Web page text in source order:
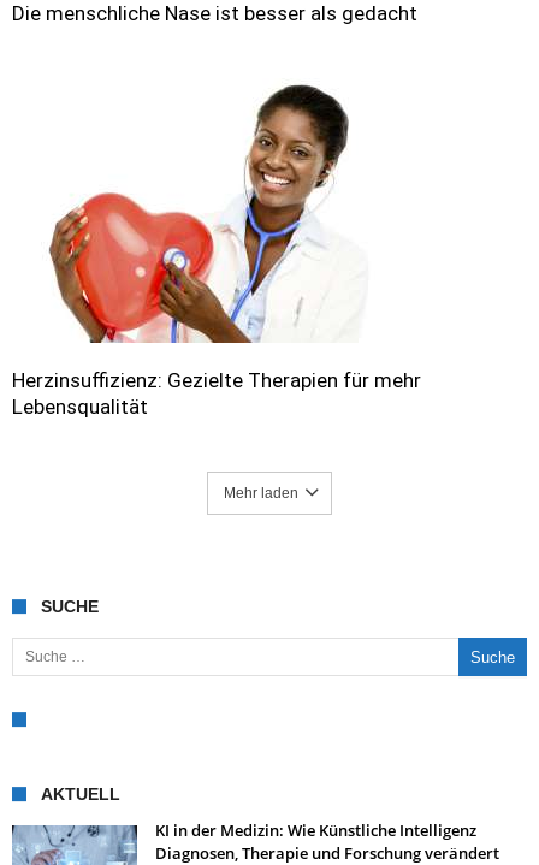
Die menschliche Nase ist besser als gedacht
Herzinsuffizienz: Gezielte Therapien für mehr
Lebensqualität
Mehr laden
SUCHE
Suche nach:
AKTUELL
KI in der Medizin: Wie Künstliche Intelligenz
Diagnosen, Therapie und Forschung verändert